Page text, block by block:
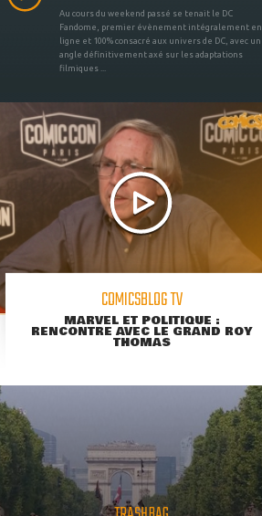
Au cours du weekend passé se tenait le DC
Fandome, premier évènement intégralement en
ligne et 100% consacré aux univers de DC, avec un
angle définitivement axé sur les adaptations
filmiques ...
COMICSBLOG TV
MARVEL ET POLITIQUE :
RENCONTRE AVEC LE GRAND ROY
THOMAS